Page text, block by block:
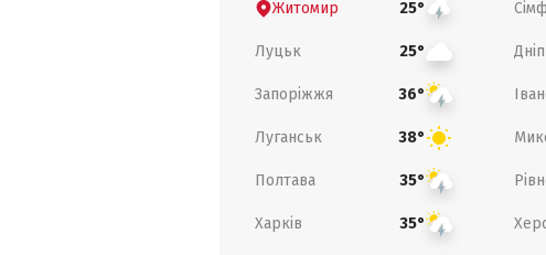
Житомир 25°
Луцьк 25°
Запоріжжя 36°
Луганськ 38°
Полтава 35°
Харків 35°